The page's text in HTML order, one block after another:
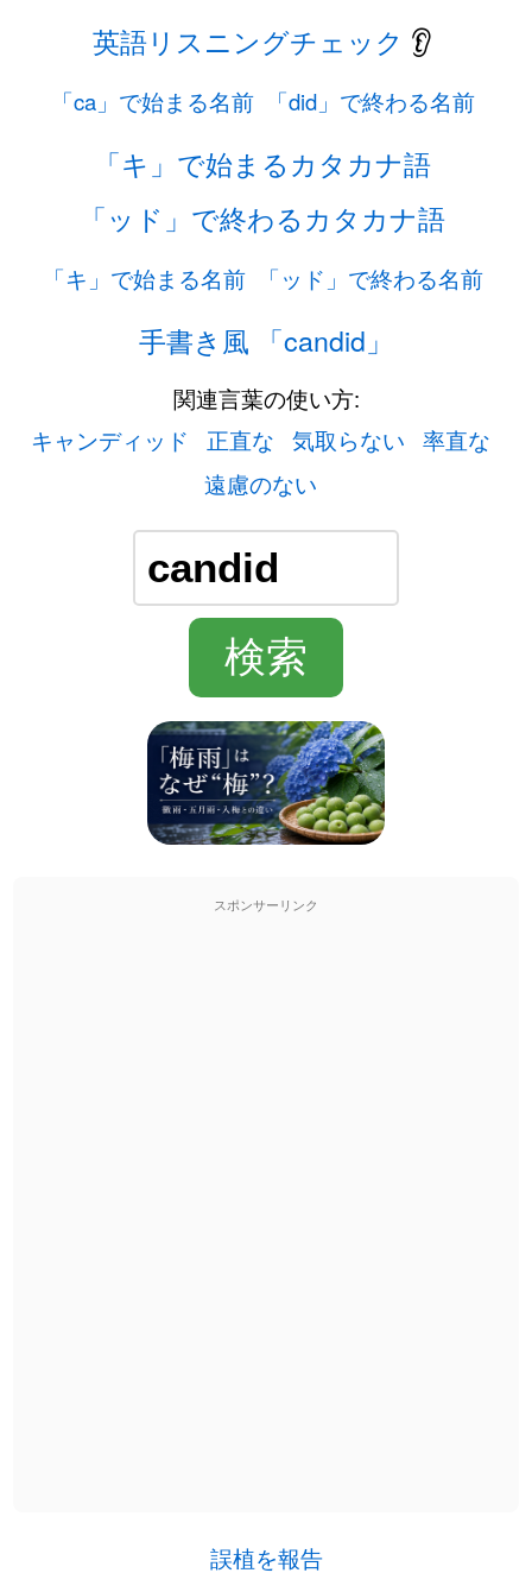
英語リスニングチェック 👂
「ca」で始まる名前 「did」で終わる名前
「キ」で始まるカタカナ語
「ッド」で終わるカタカナ語
「キ」で始まる名前 「ッド」で終わる名前
手書き風 「candid」
関連言葉の使い方:
キャンディッド
正直な 気取らない
率直な
遠慮のない
スポンサーリンク
誤植を報告